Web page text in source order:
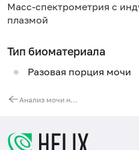
Масс-спектрометрия с
плазмой
Тип биоматериала
Разовая порция мочи
Анализ мочи на аминокислоты (34 показателя)